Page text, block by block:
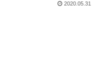
2020.05.31